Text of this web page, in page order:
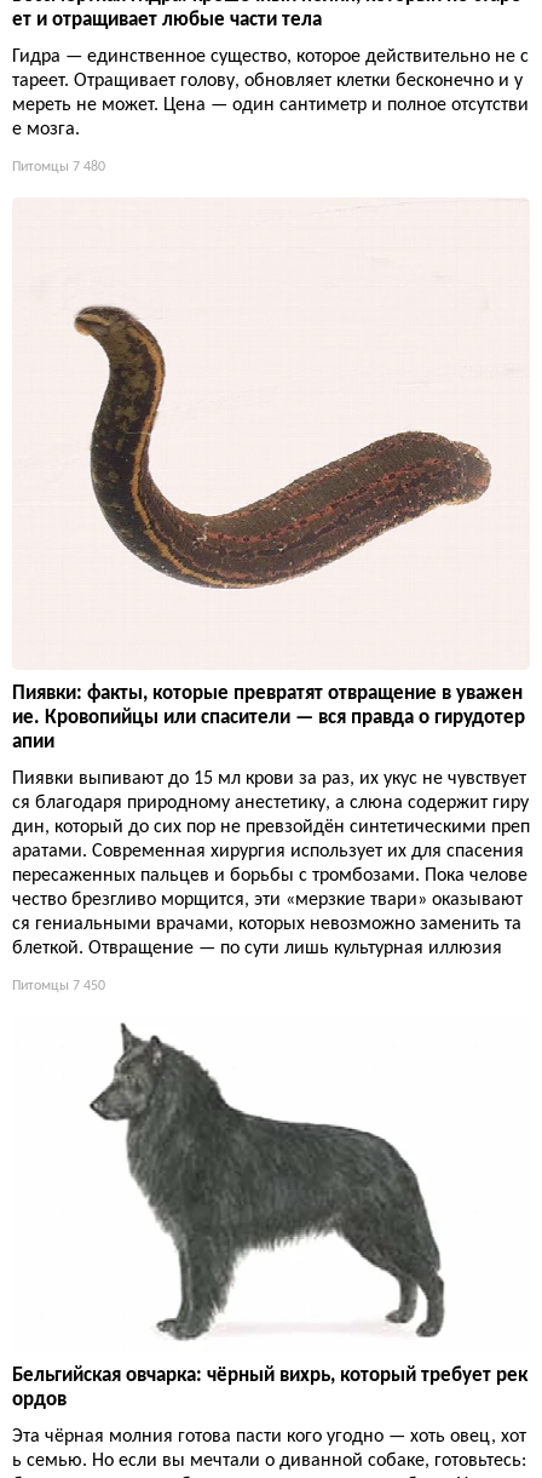
ет и отращивает любые части тела
Гидра — единственное существо, которое действительно не с
тареет. Отращивает голову, обновляет клетки бесконечно и у
мереть не может. Цена — один сантиметр и полное отсутстви
е мозга.
Питомцы 7 480
Пиявки: факты, которые превратят отвращение в уважен
ие. Кровопийцы или спасители — вся правда о гирудотер
апии
Пиявки выпивают до 15 мл крови за раз, их укус не чувствует
ся благодаря природному анестетику, а слюна содержит гиру
дин, который до сих пор не превзойдён синтетическими преп
аратами. Современная хирургия использует их для спасения
пересаженных пальцев и борьбы с тромбозами. Пока челове
чество брезгливо морщится, эти «мерзкие твари» оказывают
ся гениальными врачами, которых невозможно заменить та
блеткой. Отвращение — по сути лишь культурная иллюзия
Питомцы 7 450
Бельгийская овчарка: чёрный вихрь, который требует рек
ордов
Эта чёрная молния готова пасти кого угодно — хоть овец, хот
ь семью. Но если вы мечтали о диванной собаке, готовьтесь: